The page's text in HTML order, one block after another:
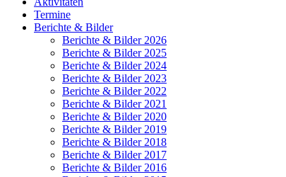
Termine
Berichte & Bilder
Berichte & Bilder 2026
Berichte & Bilder 2025
Berichte & Bilder 2024
Berichte & Bilder 2023
Berichte & Bilder 2022
Berichte & Bilder 2021
Berichte & Bilder 2020
Berichte & Bilder 2019
Berichte & Bilder 2018
Berichte & Bilder 2017
Berichte & Bilder 2016